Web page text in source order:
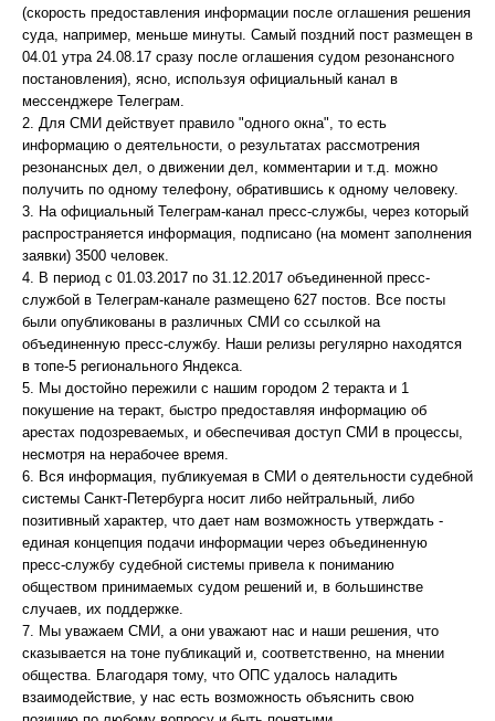
(скорость предоставления информации после оглашения решения
суда, например, меньше минуты. Самый поздний пост размещен в
04.01 утра 24.08.17 сразу после оглашения судом резонансного
постановления), ясно, используя официальный канал в
мессенджере Телеграм.
2. Для СМИ действует правило "одного окна", то есть
информацию о деятельности, о результатах рассмотрения
резонансных дел, о движении дел, комментарии и т.д. можно
получить по одному телефону, обратившись к одному человеку.
3. На официальный Телеграм-канал пресс-службы, через который
распространяется информация, подписано (на момент заполнения
заявки) 3500 человек.
4. В период с 01.03.2017 по 31.12.2017 объединенной пресс-
службой в Телеграм-канале размещено 627 постов. Все посты
были опубликованы в различных СМИ со ссылкой на
объединенную пресс-службу. Наши релизы регулярно находятся
в топе-5 регионального Яндекса.
5. Мы достойно пережили с нашим городом 2 теракта и 1
покушение на теракт, быстро предоставляя информацию об
арестах подозреваемых, и обеспечивая доступ СМИ в процессы,
несмотря на нерабочее время.
6. Вся информация, публикуемая в СМИ о деятельности судебной
системы Санкт-Петербурга носит либо нейтральный, либо
позитивный характер, что дает нам возможность утверждать -
единая концепция подачи информации через объединенную
пресс-службу судебной системы привела к пониманию
обществом принимаемых судом решений и, в большинстве
случаев, их поддержке.
7. Мы уважаем СМИ, а они уважают нас и наши решения, что
сказывается на тоне публикаций и, соответственно, на мнении
общества. Благодаря тому, что ОПС удалось наладить
взаимодействие, у нас есть возможность объяснить свою